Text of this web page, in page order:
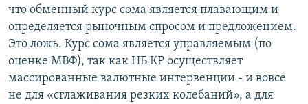
что обменный курс сома является плавающим и
определяется рыночным спросом и предложением.
Это ложь. Курс сома является управляемым (по
оценке МВФ), так как НБ КР осуществляет
массированные валютные интервенции - и вовсе
не для «сглаживания резких колебаний», а для